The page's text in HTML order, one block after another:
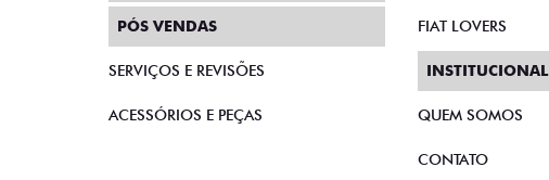
PÓS VENDAS
SERVIÇOS E REVISÕES
ACESSÓRIOS E PEÇAS
FIAT LOVERS
INSTITUCIONAL
QUEM SOMOS
CONTATO